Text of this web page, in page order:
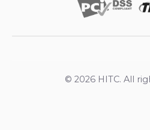
© 2026 HITC. All